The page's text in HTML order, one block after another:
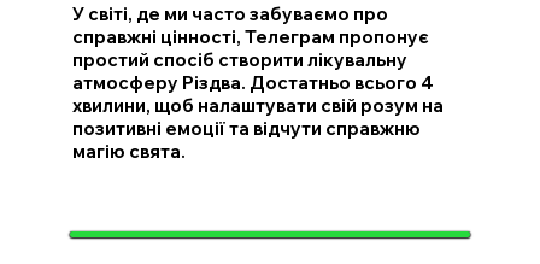
У світі, де ми часто забуваємо про
справжні цінності, Телеграм пропонує
простий спосіб створити лікувальну
атмосферу Різдва. Достатньо всього 4
хвилини, щоб налаштувати свій розум на
позитивні емоції та відчути справжню
магію свята.